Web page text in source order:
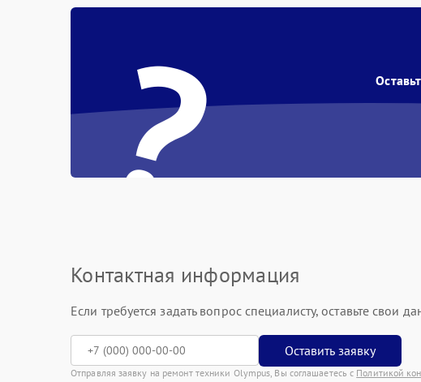
?
Контактная информация
Если требуется задать вопрос специалисту, оставьте
Оставить заявку
Отправляя заявку на ремонт техники Olympus, Вы соглашаетесь с Политикой